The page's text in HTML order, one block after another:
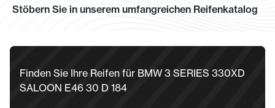
Stöbern Sie in unserem umfangreichen Reifenkatalog
Finden Sie Ihre Reifen für BMW 3 SERIES 330XD
SALOON E46 30 D 184